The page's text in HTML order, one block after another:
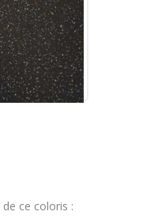
de ce coloris :